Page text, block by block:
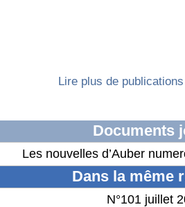
Lire plus de
Documents
Les nouvelles d’Auber
Dans la même
N°101 juillet